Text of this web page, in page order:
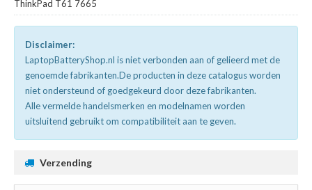
ThinkPad T61 7665
Disclaimer:
LaptopBatteryShop.nl is niet verbonden aan of gelieerd met de
genoemde fabrikanten.De producten in deze catalogus worden
niet ondersteund of goedgekeurd door deze fabrikanten.
Alle vermelde handelsmerken en modelnamen worden
uitsluitend gebruikt om compatibiliteit aan te geven.
Verzending